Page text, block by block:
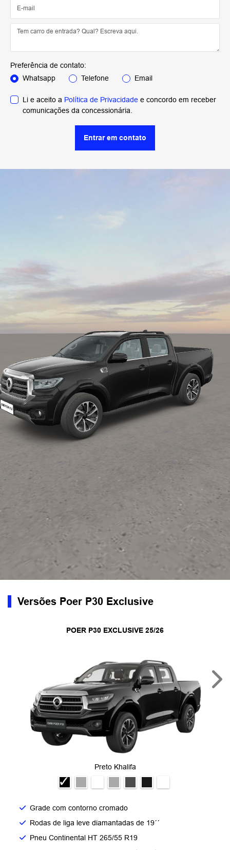
Preferência de contato:
Whatsapp
Telefone Email
Li e aceito a Política de Privacidade e concordo em receber
comunicações da concessionária.
Entrar em contato
Versões Poer P30 Exclusive
POER P30 EXCLUSIVE 25/26
Preto Khalifa
Grade com contorno cromado​
Rodas de liga leve diamantadas de 19´´​
Pneu Continental HT 265/55 R19​